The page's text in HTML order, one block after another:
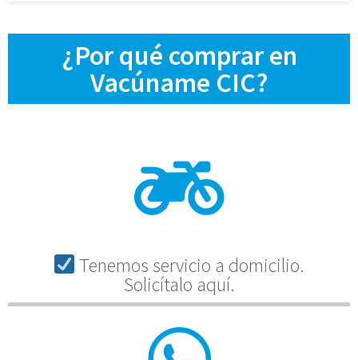
¿Por qué comprar en
Vacúname CIC?
Tenemos servicio a domicilio.
Solicítalo aquí.